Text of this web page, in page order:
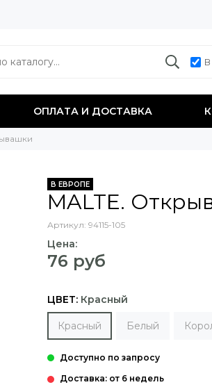
ОПЛАТА И ДОСТАВКА
В ЕВРОПЕ
MALTE.
Артикул: 94115-105
Цена:
76 руб
ЦВЕТ: Красный
Красный Белый
Доставка: от 6 недель